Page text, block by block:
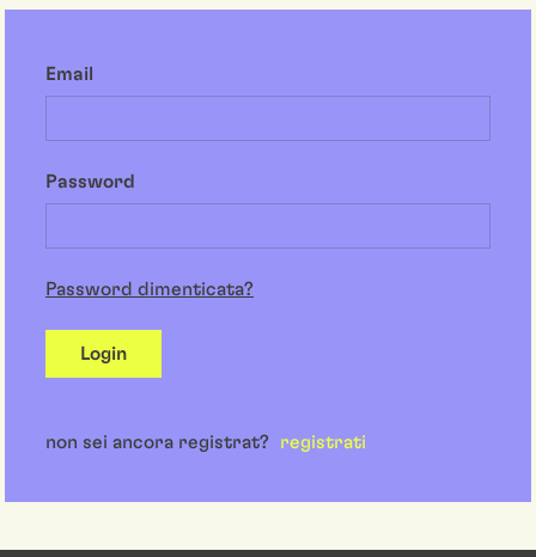
Email
Password
Password dimenticata?
Login
non sei ancora registrat? registrati